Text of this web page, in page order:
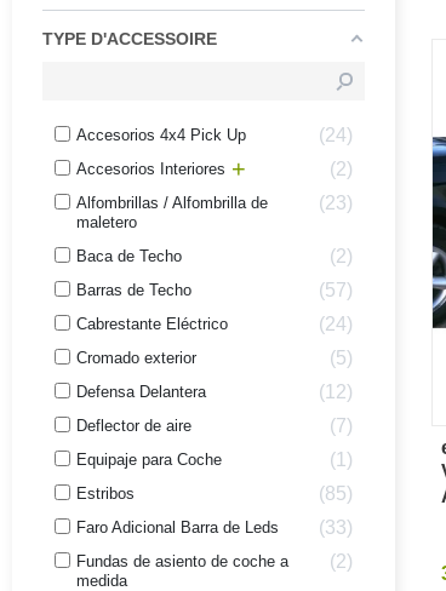
TYPE D'ACCESSOIRE
Accesorios 4x4 Pick Up 24
Accesorios Interiores 2
Alfombrillas / Alfombrilla de
maletero
23
Baca de Techo 2
Barras de Techo 57
Cabrestante Eléctrico 24
Cromado exterior 5
Defensa Delantera 12
Deflector de aire 7
Equipaje para Coche 1
Estribos 85
Faro Adicional Barra de Leds 33
Fundas de asiento de coche a
medida
2